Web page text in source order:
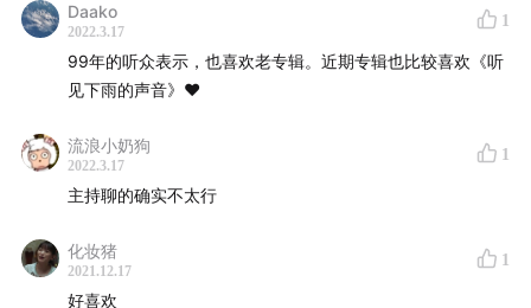
Daako
2022.3.17
1
99年的听众表示，也喜欢老专辑。近期专辑也比较喜欢《听
见下雨的声音》❤️
流浪小奶狗
2022.3.17
1
主持聊的确实不太行
化妆猪
2021.12.17
1
好喜欢